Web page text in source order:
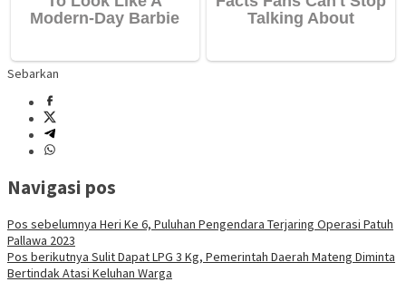
Sebarkan
Navigasi pos
Pos sebelumnya Heri Ke 6, Puluhan Pengendara Terjaring Operasi Patuh
Pallawa 2023
Pos berikutnya Sulit Dapat LPG 3 Kg, Pemerintah Daerah Mateng Diminta
Bertindak Atasi Keluhan Warga